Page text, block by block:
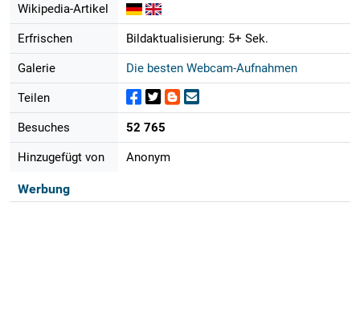
Wikipedia-Artikel
Erfrischen Bildaktualisierung: 5+ Sek.
Galerie Die besten Webcam-Aufnahmen
Teilen
Besuches 52 765
Hinzugefügt von Anonym
Werbung